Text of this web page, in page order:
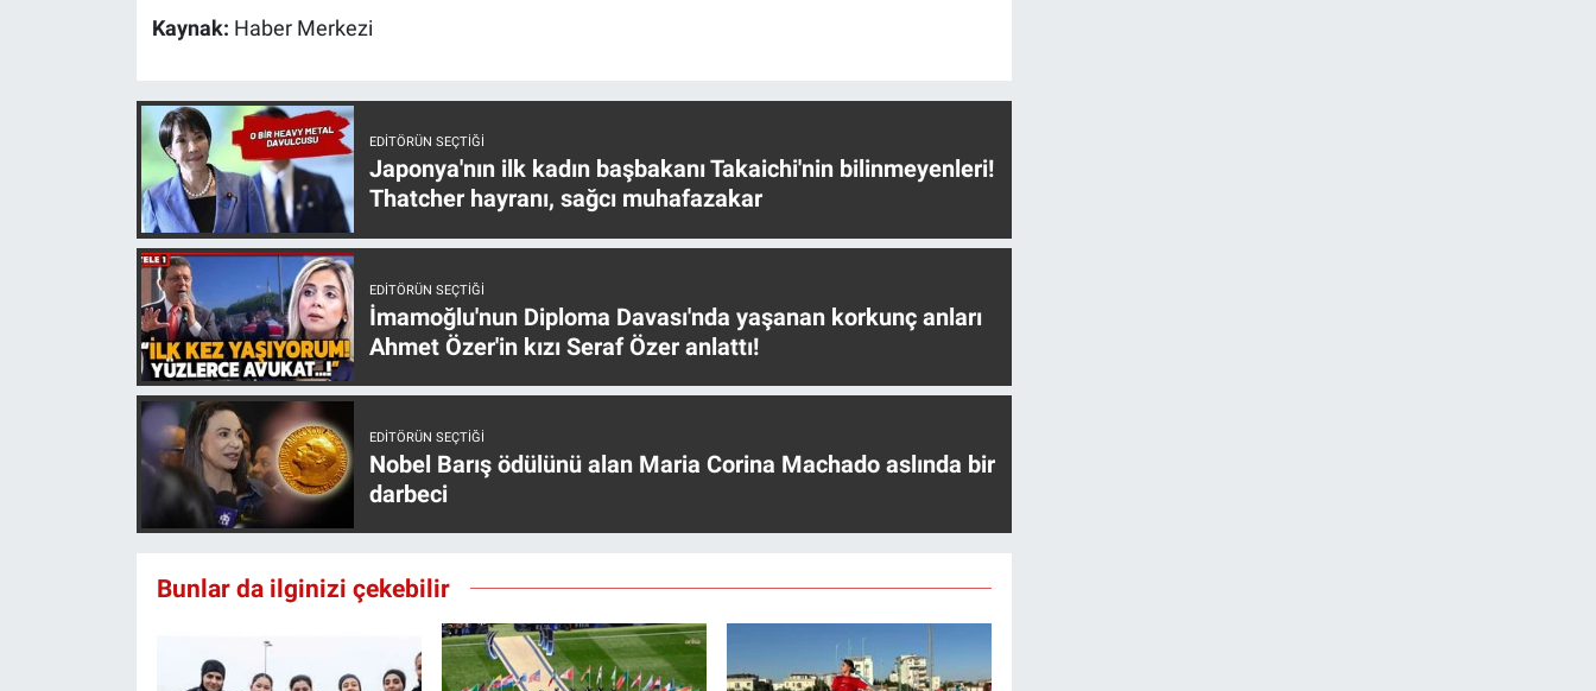
Kaynak: Haber Merkezi
EDITÖRÜN SEÇTIĞI
Japonya'nın ilk kadın başbakanı Takaichi'nin bilinmeyenleri!
Thatcher hayranı, sağcı muhafazakar
EDITÖRÜN SEÇTIĞI
İmamoğlu'nun Diploma Davası'nda yaşanan korkunç anları
Ahmet Özer'in kızı Seraf Özer anlattı!
EDITÖRÜN SEÇTIĞI
Nobel Barış ödülünü alan Maria Corina Machado aslında bir
darbeci
Bunlar da ilginizi çekebilir